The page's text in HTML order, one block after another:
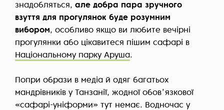
знадобляться, але добра пара зручного
взуття для прогулянок буде розумним
вибором, особливо якщо ви любите вечірні
прогулянки або цікавитеся пішим сафарі в
Національному парку Аруша.
Попри образи в медіа й одяг багатьох
мандрівників у Танзанії, жодної обовʼязкової
«сафарі-уніформи» тут немає. Водночас у